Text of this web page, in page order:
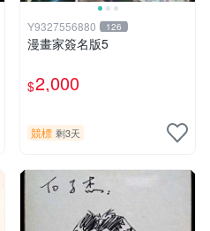
Y9327556880 126
漫畫家簽名版5
$2,000
競標 剩3天